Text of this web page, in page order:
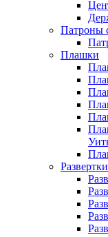
Патроны
Плашки
Развертки